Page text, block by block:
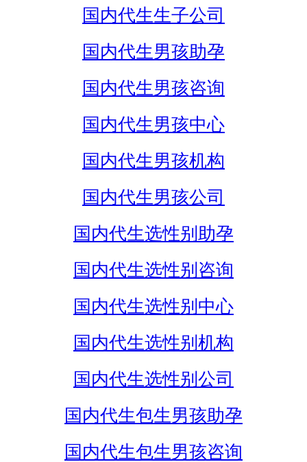
国内代生生子公司
国内代生男孩助孕
国内代生男孩咨询
国内代生男孩中心
国内代生男孩机构
国内代生男孩公司
国内代生选性别助孕
国内代生选性别咨询
国内代生选性别中心
国内代生选性别机构
国内代生选性别公司
国内代生包生男孩助孕
国内代生包生男孩咨询